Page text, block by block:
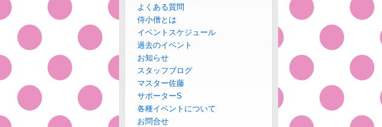
よくある質問
侍小僧とは
イベントスケジュール
過去のイベント
お知らせ
スタッフブログ
マスター佐藤
サポーターS
各種イベントについて
お問合せ